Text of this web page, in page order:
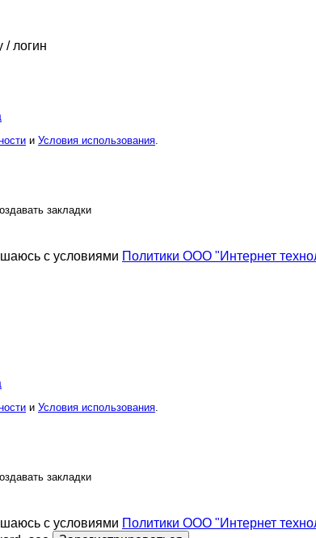
/ логин
и Условия использования.
закладки
с условиями Политики ООО "Интернет
и Условия использования.
закладки
с условиями Политики ООО "Интернет